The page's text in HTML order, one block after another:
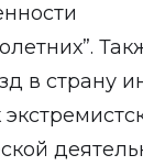
в страну